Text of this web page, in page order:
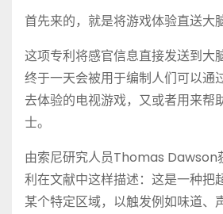
首先来的，就是将游戏体验直送大
这项专利将感官信息直接发送到大
终于一天会被用于编制人们可以通
去体验的电视游戏，又或者用来帮
士。
由索尼研究人员Thomas Dawson
利在文献中这样描述：这是一种把
某个特定区域，以触发例如味道、